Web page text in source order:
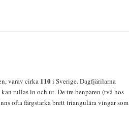
varav cirka 110i Sverige. Dagfjärilarna
rullas in och ut. De tre benparen (två hos
ofta färgstarka brett triangulära vingar som